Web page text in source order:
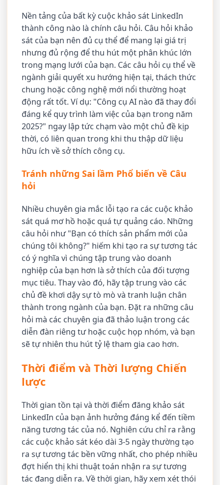
Nền tảng của bất kỳ cuộc khảo sát LinkedIn
thành công nào là chính câu hỏi. Câu hỏi khảo
sát của bạn nên đủ cụ thể để mang lại giá trị
nhưng đủ rộng để thu hút một phân khúc lớn
trong mạng lưới của bạn. Các câu hỏi cụ thể về
ngành giải quyết xu hướng hiện tại, thách thức
chung hoặc công nghệ mới nổi thường hoạt
động rất tốt. Ví dụ: "Công cụ AI nào đã thay đổi
đáng kể quy trình làm việc của bạn trong năm
2025?" ngay lập tức chạm vào một chủ đề kịp
thời, có liên quan trong khi thu thập dữ liệu
hữu ích về sở thích công cụ.
Tránh những Sai lầm Phổ biến về Câu
hỏi
Nhiều chuyên gia mắc lỗi tạo ra các cuộc khảo
sát quá mơ hồ hoặc quá tự quảng cáo. Những
câu hỏi như "Bạn có thích sản phẩm mới của
chúng tôi không?" hiếm khi tạo ra sự tương tác
có ý nghĩa vì chúng tập trung vào doanh
nghiệp của bạn hơn là sở thích của đối tượng
mục tiêu. Thay vào đó, hãy tập trung vào các
chủ đề khơi dậy sự tò mò và tranh luận chân
thành trong ngành của bạn. Đặt ra những câu
hỏi mà các chuyên gia đã thảo luận trong các
diễn đàn riêng tư hoặc cuộc họp nhóm, và bạn
sẽ tự nhiên thu hút tỷ lệ tham gia cao hơn.
Thời điểm và Thời lượng Chiến
lược
Thời gian tồn tại và thời điểm đăng khảo sát
LinkedIn của bạn ảnh hưởng đáng kể đến tiềm
năng tương tác của nó. Nghiên cứu chỉ ra rằng
các cuộc khảo sát kéo dài 3-5 ngày thường tạo
ra sự tương tác bền vững nhất, cho phép nhiều
đợt hiển thị khi thuật toán nhận ra sự tương
tác đang diễn ra. Về thời gian, hãy xem xét thói